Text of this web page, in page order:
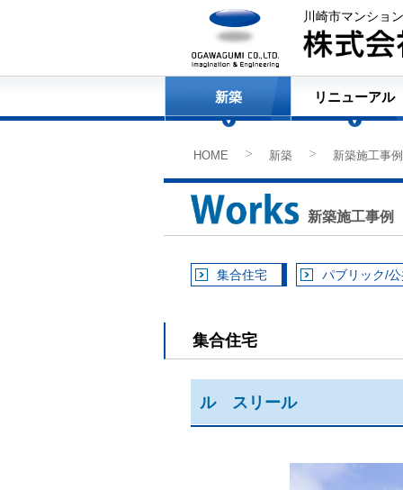
川崎市マンショ
新築 リニューアル
HOME
新築
新築施工事例
新築施工事例
集合住宅 パブリック/
集合住宅
ル スリール